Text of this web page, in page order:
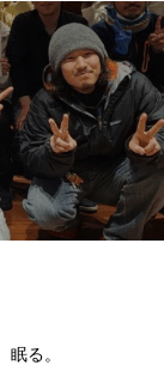
る。